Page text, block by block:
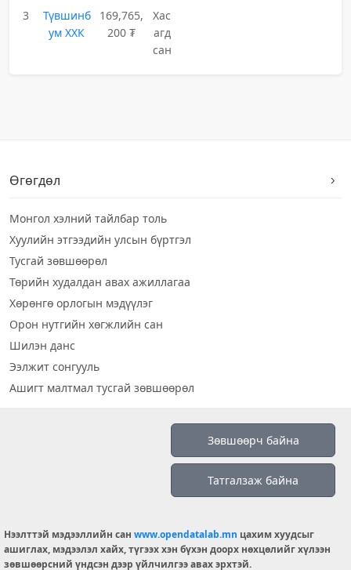
3
Түвшинб
ум ХХК
169,765,
200 ₮
Хас
агд
сан
Өгөгдөл
Монгол хэлний тайлбар толь
Хуулийн этгээдийн улсын бүртгэл
Тусгай зөвшөөрөл
Төрийн худалдан авах ажиллагаа
Хөрөнгө орлогын мэдүүлэг
Орон нутгийн хөгжлийн сан
Шилэн данс
Ээлжит сонгууль
Ашигт малтмал тусгай зөвшөөрөл
info@opendatalab.mn
© 2026 OPENDATA LAB MONGOLIA.
Зөвшөөрч байна
Татгалзаж байна
Нээлттэй мэдээллийн сан www.opendatalab.mn цахим хуудсыг
ашиглах, мэдээлэл хайх, түгээх хэн бүхэн доорх нөхцөлийг хүлээн
зөвшөөрсний үндсэн дээр үйлчилгээ авах эрхтэй.